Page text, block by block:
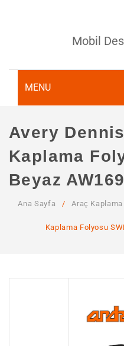
Mobil
MENU
KURUMSAL
Hakkımızda
Hizmetlerimiz
Avery
Kaplama
Beyaz
Ana Sayfa / Araç
Kaplama Folyosu